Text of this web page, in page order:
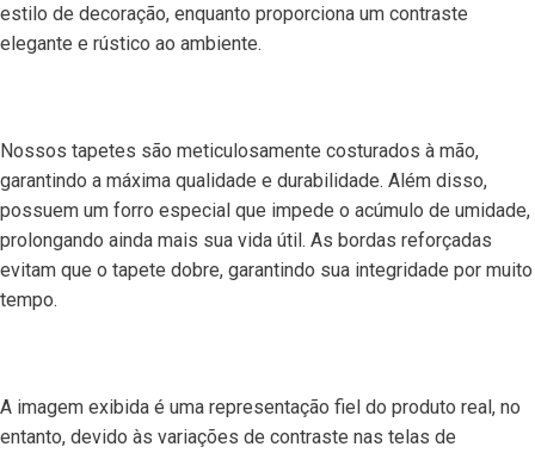
estilo de decoração, enquanto proporciona um contraste
elegante e rústico ao ambiente.
Nossos tapetes são meticulosamente costurados à mão,
garantindo a máxima qualidade e durabilidade. Além disso,
possuem um forro especial que impede o acúmulo de umidade,
prolongando ainda mais sua vida útil. As bordas reforçadas
evitam que o tapete dobre, garantindo sua integridade por muito
tempo.
A imagem exibida é uma representação fiel do produto real, no
entanto, devido às variações de contraste nas telas de